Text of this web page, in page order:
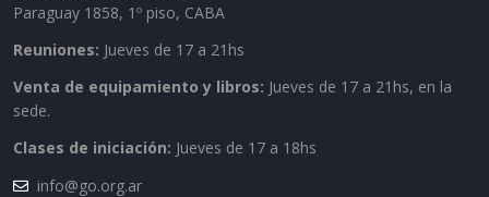
Paraguay 1858, 1º piso, CABA
Reuniones: Jueves de 17 a 21hs
Venta de equipamiento y libros: Jueves de 17 a 21hs, en la
sede.
Clases de iniciación: Jueves de 17 a 18hs
info@go.org.ar